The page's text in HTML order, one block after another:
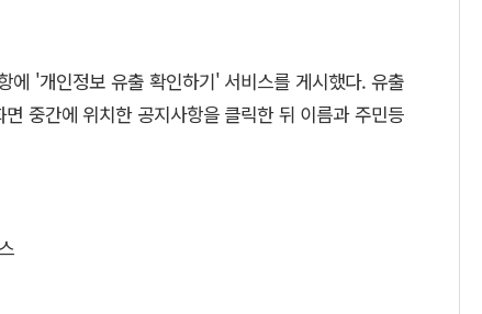
에 '개인정보 유출 확인하기' 서비스를 게시했다. 유출
중간에 위치한 공지사항을 클릭한 뒤 이름과 주민등